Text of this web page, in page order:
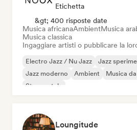
Etichetta
&gt; 400 risposte date
Musica africanaAmbientMusica
Musica classica
Ingaggiare artisti o pubblicare la
Electro Jazz / Nu Jazz Jazz
Jazz moderno
Ambient Musica
Strumentale
Loungitude